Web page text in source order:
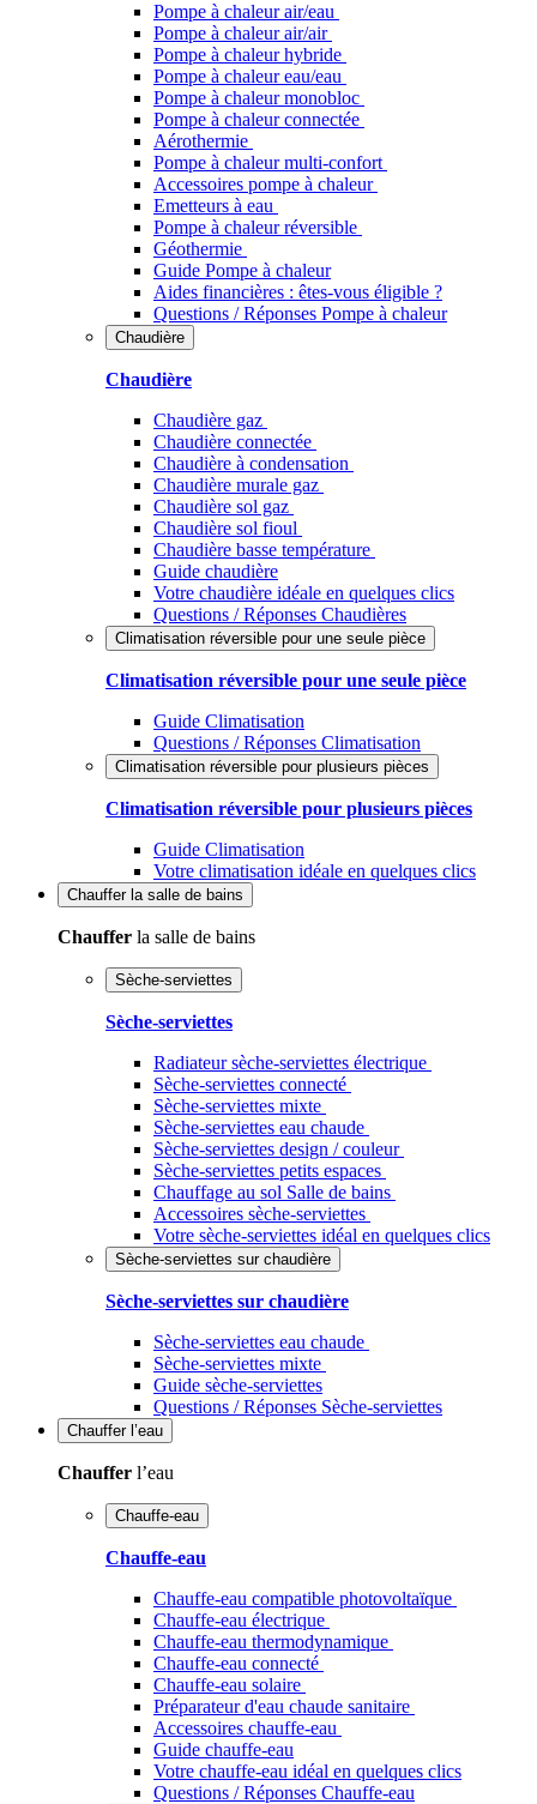
Pompe à chaleur air/eau
Pompe à chaleur air/air
Pompe à chaleur hybride
Pompe à chaleur​ eau/eau
Pompe à chaleur monobloc
Pompe à chaleur connectée
Aérothermie
Pompe à chaleur multi-confort
Accessoires pompe à chaleur
Emetteurs à eau
Pompe à chaleur réversible
Géothermie
Guide Pompe à chaleur
Aides financières : êtes-vous éligible ?
Questions / Réponses Pompe à chaleur
Chaudière
Chaudière
Chaudière gaz
Chaudière connectée
Chaudière à condensation
Chaudière murale gaz
Chaudière sol gaz
Chaudière sol fioul
Chaudière basse température
Guide chaudière
Votre chaudière idéale en quelques clics
Questions / Réponses Chaudières
Climatisation réversible pour une seule pièce
Climatisation réversible pour une seule pièce
Guide Climatisation
Questions / Réponses Climatisation
Climatisation réversible pour plusieurs pièces
Climatisation réversible pour plusieurs pièces
Guide Climatisation
Votre climatisation idéale en quelques clics
Chauffer la salle de bains
Chauffer la salle de bains
Sèche-serviettes
Sèche-serviettes
Radiateur sèche-serviettes électrique
Sèche-serviettes connecté
Sèche-serviettes mixte
Sèche-serviettes eau chaude
Sèche-serviettes design / couleur
Sèche-serviettes petits espaces
Chauffage au sol Salle de bains
Accessoires sèche-serviettes
Votre sèche-serviettes idéal en quelques clics
Sèche-serviettes sur chaudière
Sèche-serviettes sur chaudière
Sèche-serviettes eau chaude
Sèche-serviettes mixte
Guide sèche-serviettes
Questions / Réponses Sèche-serviettes
Chauffer l’eau
Chauffer l’eau
Chauffe-eau
Chauffe-eau
Chauffe-eau compatible photovoltaïque
Chauffe-eau électrique
Chauffe-eau thermodynamique
Chauffe-eau connecté
Chauffe-eau solaire
Préparateur d'eau chaude sanitaire
Accessoires chauffe-eau
Guide chauffe-eau
Votre chauffe-eau idéal en quelques clics
Questions / Réponses Chauffe-eau